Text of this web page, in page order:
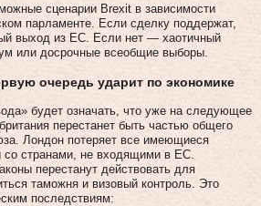
сценарии Brexit в зависимости
парламенте. Если сделку поддержат,
выход из ЕС. Если нет — хаотичный
или досрочные всеобщие выборы.
очередь ударит по экономике
будет означать, что уже на следующее
перестанет быть частью общего
Лондон потеряет все имеющиеся
со странами, не входящими в ЕС.
перестанут действовать для
таможня и визовый контроль. Это
последствиям: